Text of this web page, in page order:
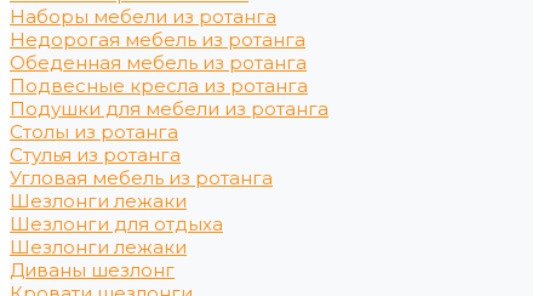
Наборы мебели из ротанга
Недорогая мебель из ротанга
Обеденная мебель из ротанга
Подвесные кресла из ротанга
Подушки для мебели из ротанга
Столы из ротанга
Стулья из ротанга
Угловая мебель из ротанга
Шезлонги лежаки
Шезлонги для отдыха
Шезлонги лежаки
Диваны шезлонг